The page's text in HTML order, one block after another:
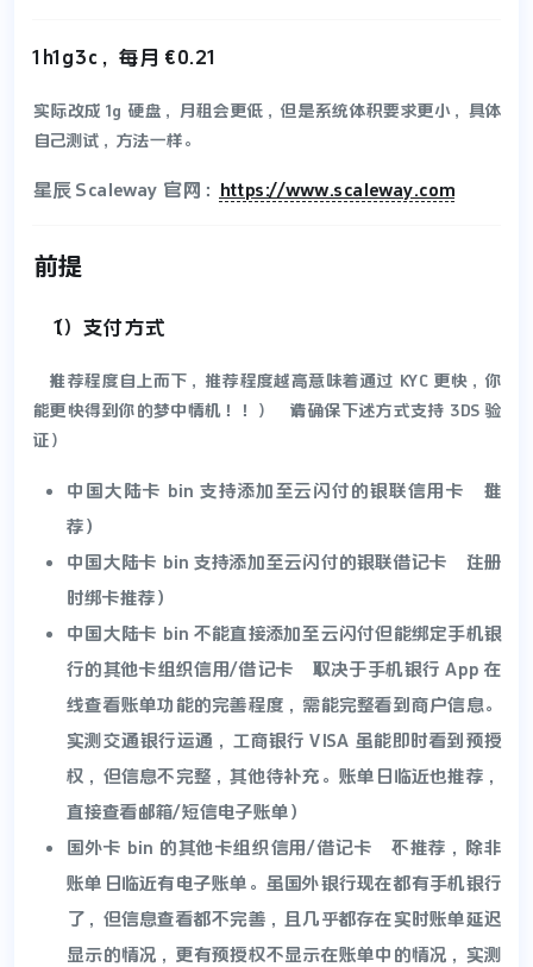
1h1g3c，每月 €0.21
实际改成 1g 硬盘，月租会更低，但是系统体积要求更小，具体
自己测试，方法一样。
星辰 Scaleway 官网： https://www.scaleway.com
前提
（1）支付方式
（推荐程度自上而下，推荐程度越高意味着通过 KYC 更快，你
能更快得到你的梦中情机！！）（请确保下述方式支持 3DS 验
证）
中国大陆卡 bin 支持添加至云闪付的银联信用卡（推
荐）
中国大陆卡 bin 支持添加至云闪付的银联借记卡（注册
时绑卡推荐）
中国大陆卡 bin 不能直接添加至云闪付但能绑定手机银
行的其他卡组织信用/借记卡（取决于手机银行 App 在
线查看账单功能的完善程度，需能完整看到商户信息。
实测交通银行运通，工商银行 VISA 虽能即时看到预授
权，但信息不完整，其他待补充。账单日临近也推荐，
直接查看邮箱/短信电子账单）
国外卡 bin 的其他卡组织信用/借记卡（不推荐，除非
账单日临近有电子账单。虽国外银行现在都有手机银行
了，但信息查看都不完善，且几乎都存在实时账单延迟
显示的情况，更有预授权不显示在账单中的情况，实测